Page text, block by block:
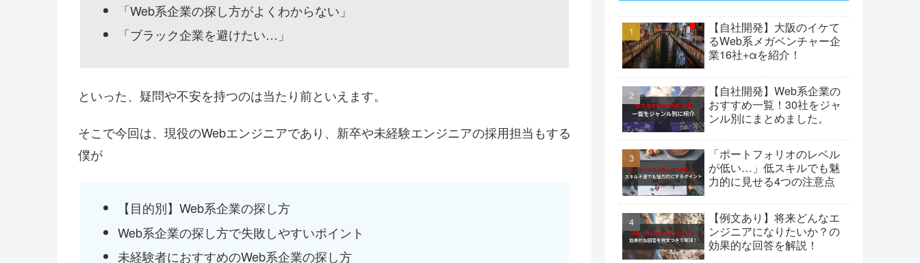
「Web系企業の探し方がよくわからない」
「ブラック企業を避けたい…」
といった、疑問や不安を持つのは当たり前といえます。
そこで今回は、現役のWebエンジニアであり、新卒や未経験エンジニアの採用担当もする
僕が
【目的別】Web系企業の探し方
Web系企業の探し方で失敗しやすいポイント
未経験者におすすめのWeb系企業の探し方
【自社開発】大阪のイケて
るWeb系メガベンチャー企
業16社+αを紹介！
【自社開発】Web系企業の
おすすめ一覧！30社をジャ
ンル別にまとめました。
「ポートフォリオのレベル
が低い…」低スキルでも魅
力的に見せる4つの注意点
【例文あり】将来どんなエ
ンジニアになりたいか？の
効果的な回答を解説！